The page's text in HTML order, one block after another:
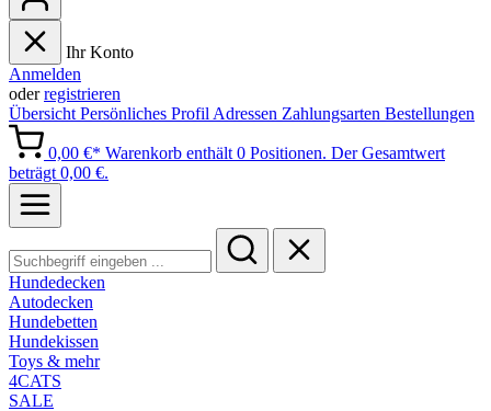
Ihr Konto
Anmelden
oderregistrieren
Übersicht Persönliches Profil Adressen Zahlungsarten Bestellungen
0,00 €* Warenkorb enthält 0 Positionen. Der Gesamtwert
beträgt 0,00 €.
Hundedecken
Autodecken
Hundebetten
Hundekissen
Toys & mehr
4CATS
SALE